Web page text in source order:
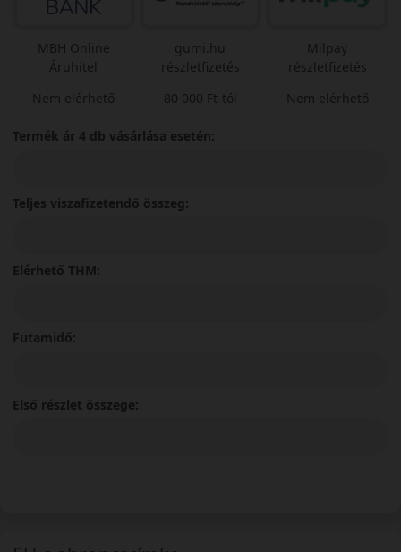
MBH Online
Áruhitel
Nem elérhető
gumi.hu
részletfizetés
80 000 Ft-tól
Milpay
részletfizetés
Nem elérhető
Termék ár 4 db vásárlása esetén:
Teljes viszafizetendő összeg:
Elérhető THM:
Futamidő:
Első részlet összege: